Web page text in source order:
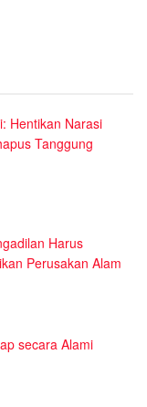
Hentikan Narasi
Tanggung
Harus
Perusakan Alam
secara Alami